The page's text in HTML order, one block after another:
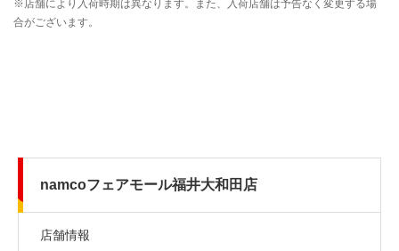
namcoフェアモール福井大和田店
店舗情報